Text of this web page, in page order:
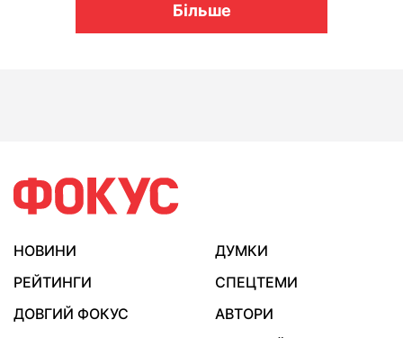
Більше
НОВИНИ
ДУМКИ
РЕЙТИНГИ
СПЕЦТЕМИ
ДОВГИЙ ФОКУС
АВТОРИ